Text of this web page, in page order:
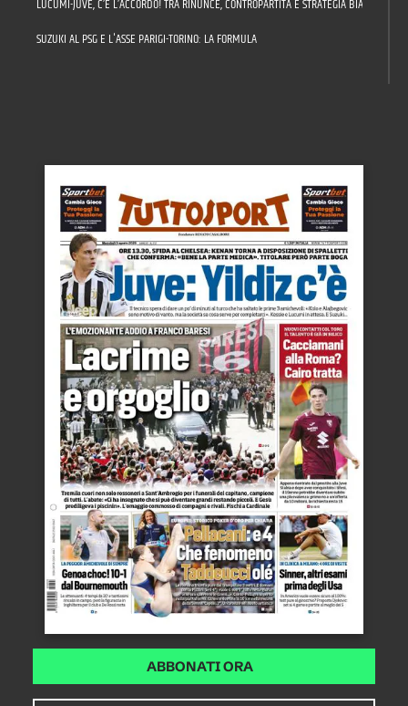
LUCUMÍ-JUVE, C’È L’ACCORDO! TRA RINUNCE, CONTROPARTITA E STRATEGIA
SUZUKI AL PSG E L'ASSE PARIGI-TORINO: LA FORMULA
ABBONATI ORA